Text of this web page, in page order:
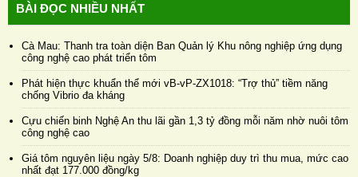
BÀI ĐỌC NHIỀU NHẤT
Cà Mau: Thanh tra toàn diện Ban Quản lý Khu nông nghiệp ứng dụng
công nghệ cao phát triển tôm
Phát hiện thực khuẩn thể mới vB-vP-ZX1018: “Trợ thủ” tiềm năng
chống Vibrio đa kháng
Cựu chiến binh Nghệ An thu lãi gần 1,3 tỷ đồng mỗi năm nhờ nuôi tôm
công nghệ cao
Giá tôm nguyên liệu ngày 5/8: Doanh nghiệp duy trì thu mua, mức cao
nhất đạt 177.000 đồng/kg